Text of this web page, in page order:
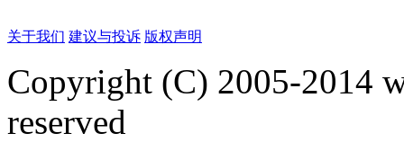
关于我们 建议与投诉 版权声明
Copyright (C) 2005-2014
reserved